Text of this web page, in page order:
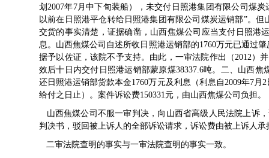
划2007年7月中下旬装船），未交付日照港集团有限公司煤
以前在日照港平仓转给日照港集团有限公司煤炭运销部”。
交货的事实清楚，证据确凿，山西焦煤公司应当支付日照港
息。山西焦煤公司自述所收日照港运销部的1760万元已通过
据予以佐证，该院不予支持。由此，一审法院作出（2012）
效后十日内交付日照港运销部蒙原煤38337.6吨。二、山西
还日照港运销部货款本金1760万元及利息（利息自2009年7
给付之日止）。案件诉讼费150331元，由山西焦煤公司负担。
山西焦煤公司不服一审判决，向山西省高级人民法院上诉
判决书，驳回被上诉人的全部诉讼请求，诉讼费由被上诉人承
二审法院查明的事实与一审法院查明的事实一致。